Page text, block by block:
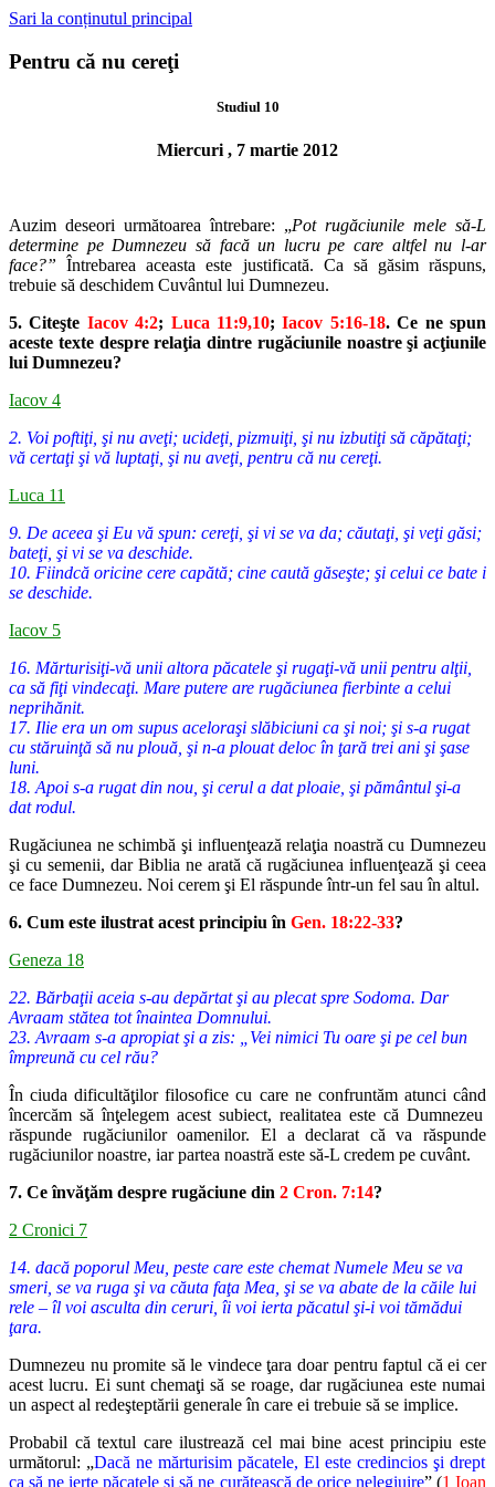
Sari la conținutul principal
Pentru că nu cereţi
Studiul 10
Miercuri , 7 martie 2012
Auzim deseori următoarea întrebare: „Pot rugăciunile mele să-L
determine pe Dumnezeu să facă un lucru pe care altfel nu l-ar
face?” Întrebarea aceasta este justificată. Ca să găsim răspuns,
trebuie să deschidem Cuvântul lui Dumnezeu.
5. Citeşte Iacov 4:2; Luca 11:9,10;Iacov 5:16-18. Ce ne spun
aceste textedespre relaţia dintre rugăciunile noastre şi acţiunile
lui Dumnezeu?
Iacov 4
2. Voi poftiţi, şi nu aveţi; ucideţi, pizmuiţi, şi nu izbutiţi să căpătaţi;
vă certaţi şi vă luptaţi, şi nu aveţi, pentru că nu cereţi.
Luca 11
9. De aceea şi Eu vă spun: cereţi, şi vi se va da; căutaţi, şi veţi găsi;
bateţi, şi vi se va deschide.
10. Fiindcă oricine cere capătă; cine caută găseşte; şi celui ce bate i
se deschide.
Iacov 5
16. Mărturisiţi-vă unii altora păcatele şi rugaţi-vă unii pentru alţii,
ca să fiţi vindecaţi. Mare putere are rugăciunea fierbinte a celui
neprihănit.
17. Ilie era un om supus aceloraşi slăbiciuni ca şi noi; şi s-a rugat
cu stăruinţă să nu plouă, şi n-a plouat deloc în ţară trei ani şi şase
luni.
18. Apoi s-a rugat din nou, şi cerul a dat ploaie, şi pământul şi-a
dat rodul.
Rugăciunea ne schimbă şi influenţează relaţia noastră cu Dumnezeu
şi cu semenii, dar Biblia ne arată că rugăciunea influenţează şi ceea
ce face Dumnezeu. Noi cerem şi El răspunde într-un fel sau în altul.
6. Cum este ilustrat acest principiu în Gen. 18:22-33?
Geneza 18
22. Bărbaţii aceia s-au depărtat şi au plecat spre Sodoma. Dar
Avraam stătea tot înaintea Domnului.
23. Avraam s-a apropiat şi a zis: „Vei nimici Tu oare şi pe cel bun
împreună cu cel rău?
În ciuda dificultăţilor filosofice cu care ne confruntăm atunci când
încercăm să înţelegem acest subiect, realitatea este că Dumnezeu
răspunde rugăciunilor oamenilor. El a declarat că va răspunde
rugăciunilor noastre, iar partea noastră este să-L credem pe cuvânt.
7. Ce învăţăm despre rugăciune din 2 Cron. 7:14?
2 Cronici 7
14. dacă poporul Meu, peste care este chemat Numele Meu se va
smeri, se va ruga şi va căuta faţa Mea, şi se va abate de la căile lui
rele – îl voi asculta din ceruri, îi voi ierta păcatul şi-i voi tămădui
ţara.
Dumnezeu nu promite să le vindece ţara doar pentru faptul că ei cer
acest lucru. Ei sunt chemaţi să se roage, dar rugăciunea este numai
un aspect al redeşteptării generale în care ei trebuie să se implice.
Probabil că textul care ilustrează cel mai bine acest principiu este
următorul: „Dacă ne mărturisim păcatele, El este credincios şi drept
ca să ne ierte păcatele şi să ne curăţească de orice nelegiuire” (1 Ioan